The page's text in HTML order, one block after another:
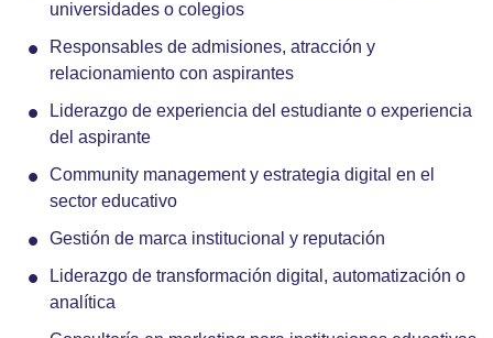
universidades o colegios
Responsables de admisiones, atracción y
relacionamiento con aspirantes
Liderazgo de experiencia del estudiante o experiencia
del aspirante
Community management y estrategia digital en el
sector educativo
Gestión de marca institucional y reputación
Liderazgo de transformación digital, automatización o
analítica